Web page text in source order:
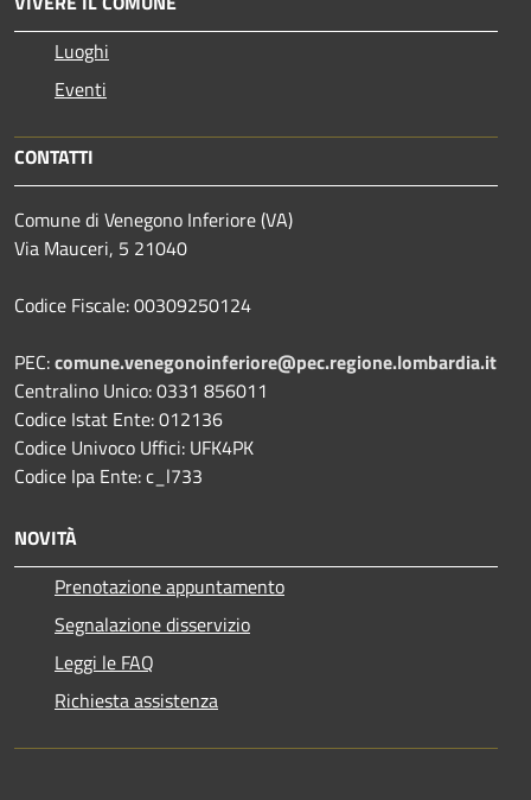
Luoghi
Eventi
CONTATTI
Comune di Venegono Inferiore (VA)
Via Mauceri, 5 21040
Codice Fiscale: 00309250124
PEC:comune.venegonoinferiore@pec.regione.lombardia.it
Centralino Unico: 0331 856011
Codice Istat Ente: 012136
Codice Univoco Uffici: UFK4PK
Codice Ipa Ente: c_l733
NOVITÀ
Prenotazione appuntamento
Segnalazione disservizio
Leggi le FAQ
Richiesta assistenza